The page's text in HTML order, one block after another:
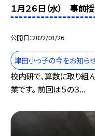
１月２６日（水） 事前授
公開日 2022/01/26
津田小っ子の今をお知ら
校内研で、算数に取り組
業です。 前回は５の３...